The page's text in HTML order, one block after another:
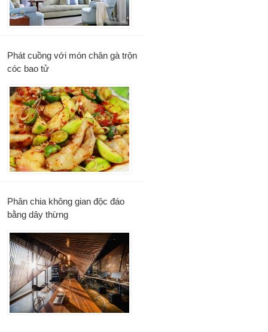
Phát cuồng với món chân gà trộn
cóc bao tử
Phân chia không gian độc đáo
bằng dây thừng